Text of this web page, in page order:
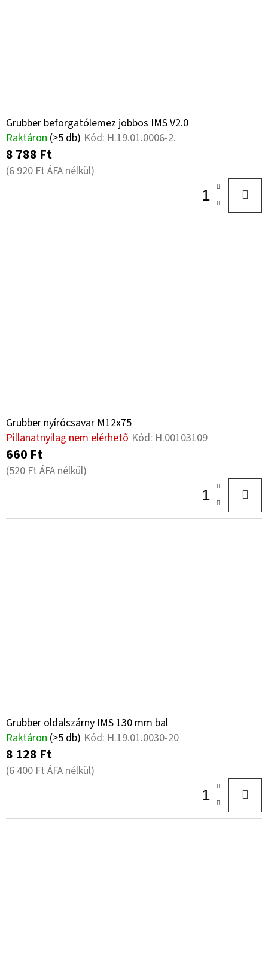
Grubber beforgatólemez jobbos IMS V2.0
Raktáron (>5 db) Kód: H.19.01.0006-2.
8 788 Ft
(6 920 Ft ÁFA nélkül)
Grubber nyírócsavar M12x75
Pillanatnyilag nem elérhető Kód: H.00103109
660 Ft
(520 Ft ÁFA nélkül)
Grubber oldalszárny IMS 130 mm bal
Raktáron (>5 db) Kód: H.19.01.0030-20
8 128 Ft
(6 400 Ft ÁFA nélkül)